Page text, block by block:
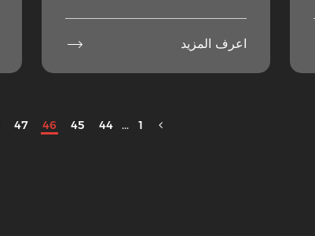
اعرف المزيد 
1
...
44
45
46
47